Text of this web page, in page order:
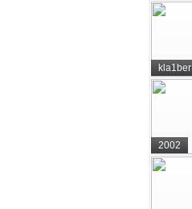
kla1ber
2002